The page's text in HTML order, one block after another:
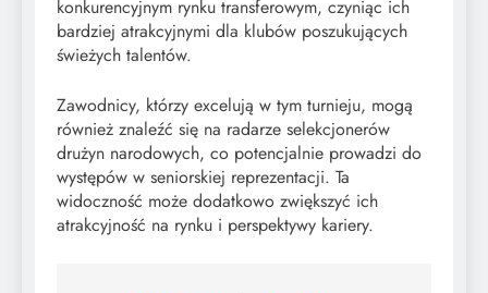
konkurencyjnym rynku transferowym, czyniąc ich
bardziej atrakcyjnymi dla klubów poszukujących
świeżych talentów.
Zawodnicy, którzy excelują w tym turnieju, mogą
również znaleźć się na radarze selekcjonerów
drużyn narodowych, co potencjalnie prowadzi do
występów w seniorskiej reprezentacji. Ta
widoczność może dodatkowo zwiększyć ich
atrakcyjność na rynku i perspektywy kariery.